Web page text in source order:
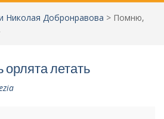
Николая Добронравова > Помню,
летать